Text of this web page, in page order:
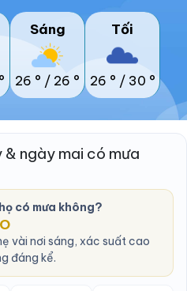
Sáng
26 ° / 26 °
Tối
26 ° / 30 °
ngày mai có mưa
có mưa không?
vài nơi sáng, xác suất cao
đáng kể.